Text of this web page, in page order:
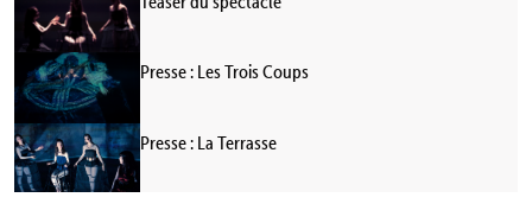
Presse : Les Trois Coups
Presse : La Terrasse